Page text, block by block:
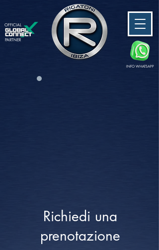
PARTNER
OFFICIAL
INFO WHATSAPP
Richiedi una
prenotazione